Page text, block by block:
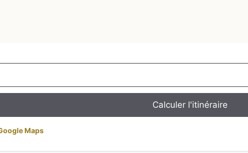
Calculer l'itinéraire
Maps